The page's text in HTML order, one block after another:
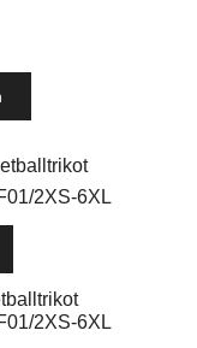
2XS-6XL